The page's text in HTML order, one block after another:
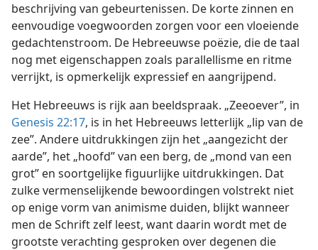
beschrijving van gebeurtenissen. De korte zinnen en
eenvoudige voegwoorden zorgen voor een vloeiende
gedachtenstroom. De Hebreeuwse poëzie, die de taal
nog met eigenschappen zoals parallellisme en ritme
verrijkt, is opmerkelijk expressief en aangrijpend.
Het Hebreeuws is rijk aan beeldspraak. „Zeeoever”, in
Genesis 22:17, is in het Hebreeuws letterlijk „lip van de
zee”. Andere uitdrukkingen zijn het „aangezicht der
aarde”, het „hoofd” van een berg, de „mond van een
grot” en soortgelijke figuurlijke uitdrukkingen. Dat
zulke vermenselijkende bewoordingen volstrekt niet
op enige vorm van animisme duiden, blijkt wanneer
men de Schrift zelf leest, want daarin wordt met de
grootste verachting gesproken over degenen die